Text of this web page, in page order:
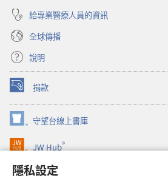
隱私設定
給專業醫療人員的資訊
全球傳播
說明
捐款
（開
啟
新
視
窗）
守望台線上書庫
（開
啟
新
窗）
JW Hub®
（開
啟
新
JW Library®